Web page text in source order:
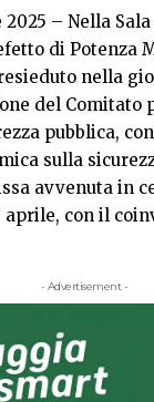
– Nella
di Potenza
nella
del Comitato
pubblica,
sulla
avvenuta in
aprile, con il
- Advertisement -